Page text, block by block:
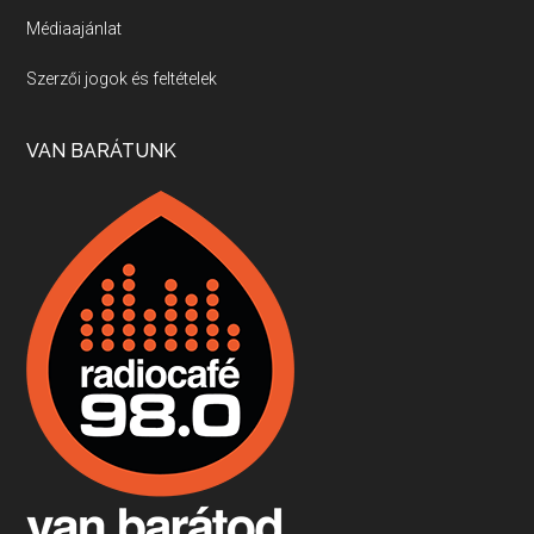
Villány, kékfrankos, Jackfall
Apr 17, 2026 • 00:35:38
Boston, teadélután, bab és homár
Apr 9, 2026 • 00:37:17
Fermentáljunk, a testünk meghálálja!
Apr 3, 2026 • 00:36:07
Médiaajánlat
Szerzői jogok és feltételek
VAN BARÁTUNK